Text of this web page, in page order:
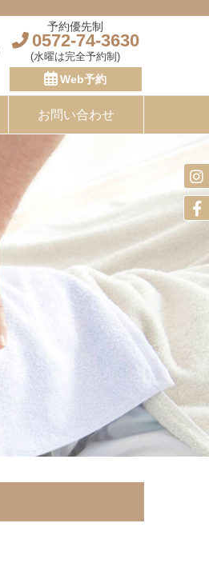
予約優先制
0572-74-3630
(水曜は完全予約制)
Web予約
お問い合わせ